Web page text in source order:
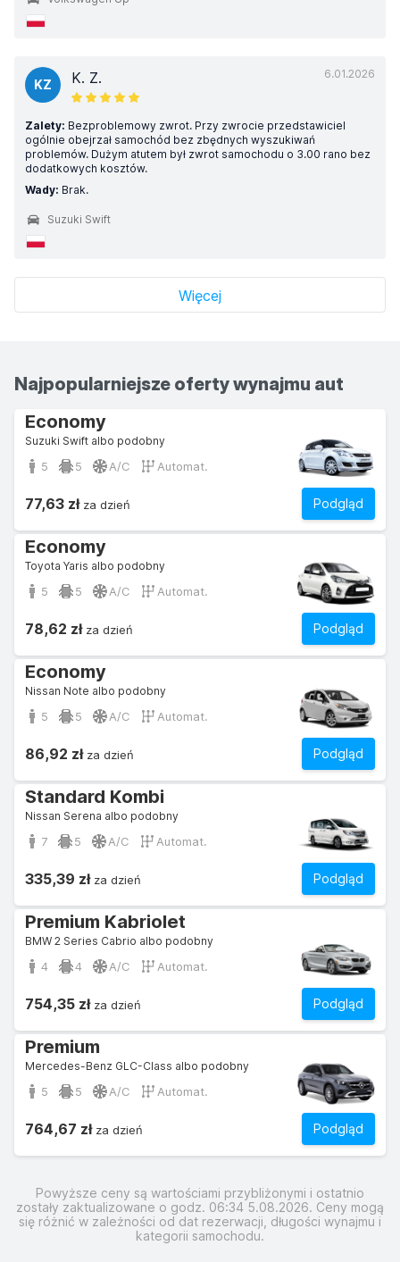
6.01.2026
KZ K. Z.
Zalety: Bezproblemowy zwrot. Przy zwrocie przedstawiciel
ogólnie obejrzał samochód bez zbędnych wyszukiwań
problemów. Dużym atutem był zwrot samochodu o 3.00 rano bez
dodatkowych kosztów.
Wady: Brak.
Suzuki Swift
Więcej
Najpopularniejsze oferty wynajmu aut
Economy
Suzuki Swift albo podobny
5 5 A/C Automat.
Podgląd
77,63 złza dzień
Economy
Toyota Yaris albo podobny
5 5 A/C Automat.
Podgląd
78,62 złza dzień
Economy
Nissan Note albo podobny
5 5 A/C Automat.
Podgląd
86,92 złza dzień
Standard Kombi
Nissan Serena albo podobny
7 5 A/C Automat.
Podgląd
335,39 złza dzień
Premium Kabriolet
BMW 2 Series Cabrio albo podobny
4 4 A/C Automat.
Podgląd
754,35 złza dzień
Premium
Mercedes-Benz GLC-Class albo podobny
5 5 A/C Automat.
Podgląd
764,67 złza dzień
Powyższe ceny są wartościami przybliżonymi i ostatnio
zostały zaktualizowane o godz. 06:34 5.08.2026. Ceny mogą
się różnić w zależności od dat rezerwacji, długości wynajmu i
kategorii samochodu.